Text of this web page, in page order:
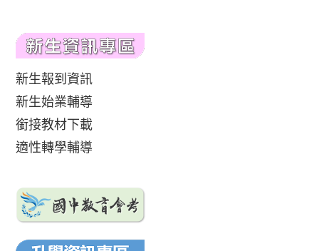
新生報到資訊
新生始業輔導
銜接教材下載
適性轉學輔導